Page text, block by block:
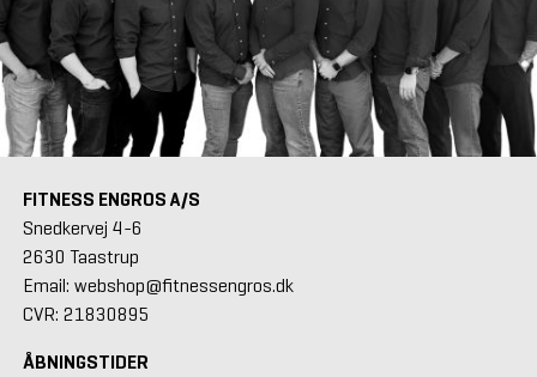
FITNESS ENGROS A/S
Snedkervej 4-6
2630 Taastrup
Email: webshop@fitnessengros.dk
CVR: 21830895
ÅBNINGSTIDER